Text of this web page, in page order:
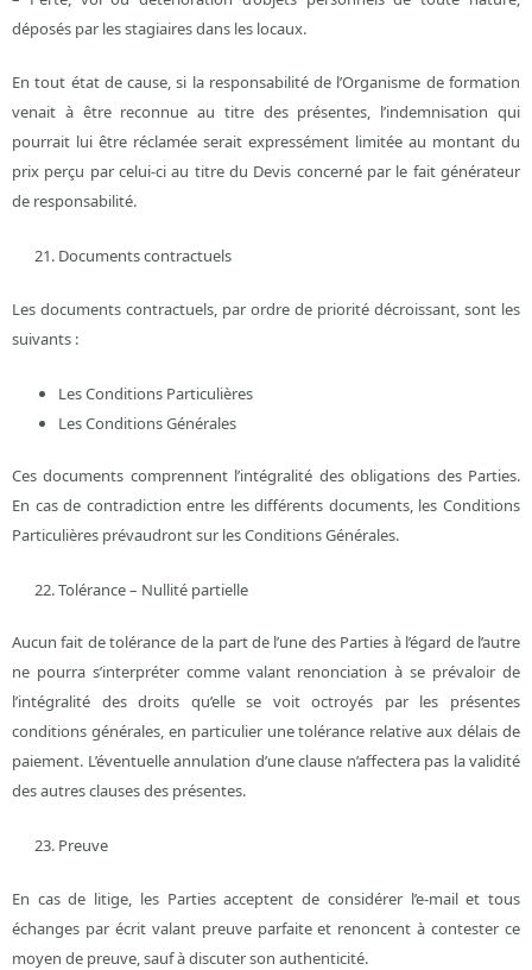
déposés par les stagiaires dans les locaux.
En tout état de cause, si la responsabilité de l’Organisme de formation
venait à être reconnue au titre des présentes, l’indemnisation qui
pourrait lui être réclamée serait expressément limitée au montant du
prix perçu par celui-ci au titre du Devis concerné par le fait générateur
de responsabilité.
Documents contractuels
Les documents contractuels, par ordre de priorité décroissant, sont les
suivants :
Les Conditions Particulières
Les Conditions Générales
Ces documents comprennent l’intégralité des obligations des Parties.
En cas de contradiction entre les différents documents, les Conditions
Particulières prévaudront sur les Conditions Générales.
Tolérance – Nullité partielle
Aucun fait de tolérance de la part de l’une des Parties à l’égard de l’autre
ne pourra s’interpréter comme valant renonciation à se prévaloir de
l’intégralité des droits qu’elle se voit octroyés par les présentes
conditions générales, en particulier une tolérance relative aux délais de
paiement. L’éventuelle annulation d’une clause n’affectera pas la validité
des autres clauses des présentes.
Preuve
En cas de litige, les Parties acceptent de considérer l’e-mail et tous
échanges par écrit valant preuve parfaite et renoncent à contester ce
moyen de preuve, sauf à discuter son authenticité.